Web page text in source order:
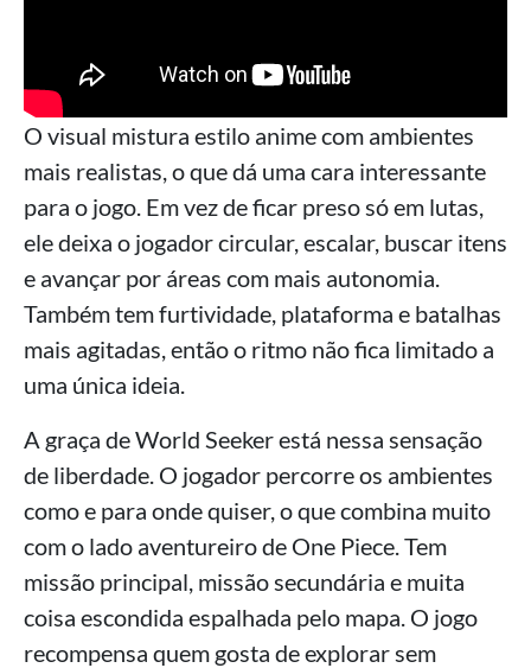
O visual mistura estilo anime com ambientes
mais realistas, o que dá uma cara interessante
para o jogo. Em vez de ficar preso só em lutas,
ele deixa o jogador circular, escalar, buscar itens
e avançar por áreas com mais autonomia.
Também tem furtividade, plataforma e batalhas
mais agitadas, então o ritmo não fica limitado a
uma única ideia.
A graça de World Seeker está nessa sensação
de liberdade. O jogador percorre os ambientes
como e para onde quiser, o que combina muito
com o lado aventureiro de One Piece. Tem
missão principal, missão secundária e muita
coisa escondida espalhada pelo mapa. O jogo
recompensa quem gosta de explorar sem